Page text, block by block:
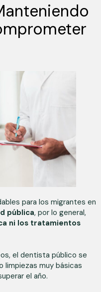
para los migrantes en
pública, por lo general,
ni los tratamientos
el dentista público se
limpiezas muy básicas
el año.